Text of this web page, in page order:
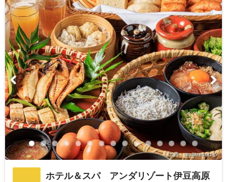
出典：andaresort.jp
ホテル＆スパ アンダリゾート伊豆高原